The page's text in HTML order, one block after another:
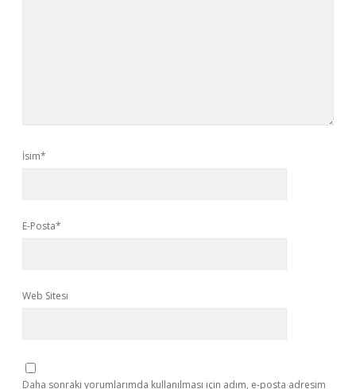
İsim*
E-Posta*
Web Sitesi
Daha sonraki yorumlarımda kullanılması için adım, e-posta adresim